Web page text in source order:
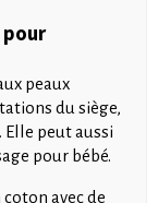
pour
peaux
du siège,
peut aussi
pour bébé.
avec de